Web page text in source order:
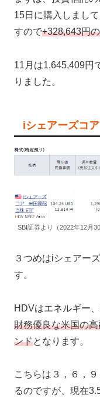
15日に購入しまし
すので+328,643円
11月は1,645,409円
りました。
iシェアーズコ
SBI証券より（2022年12月30
３つめはiシェア
す。
HDVはエネルギー
財務優良な米国の
ンドとなります。
こちらは３，６，
るのですが、現在